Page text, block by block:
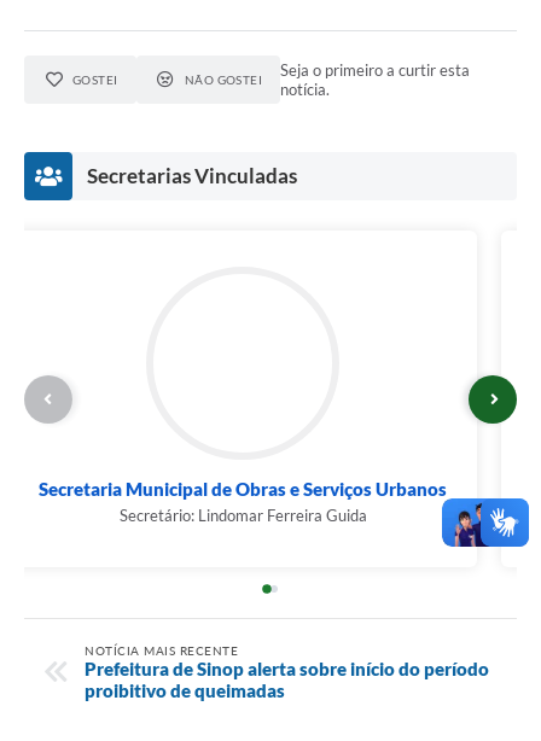
GOSTEI NÃO GOSTEI
Seja o primeiro a curtir esta
notícia.
Secretarias Vinculadas
Secretaria Municipal de Obras e Serviços Urbanos
Secretário: Lindomar Ferreira Guida
NOTÍCIA MAIS RECENTE
Prefeitura de Sinop alerta sobre início do período
proibitivo de queimadas